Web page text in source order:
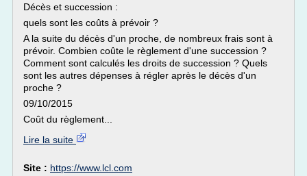
Décès et succession :
quels sont les coûts à prévoir ?
A la suite du décès d'un proche, de nombreux frais sont à
prévoir. Combien coûte le règlement d'une succession ?
Comment sont calculés les droits de succession ? Quels
sont les autres dépenses à régler après le décès d'un
proche ?
09/10/2015
Coût du règlement...
Lire la suite
Site : https://www.lcl.com